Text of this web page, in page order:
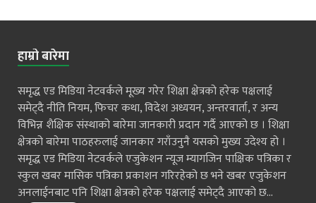
हाम्रो बारेमा
समृद्ध एड मिडिया नेटवर्कले मूख्य गरेर शिक्षा क्षेत्रको हरेक पक्षलाई
समेट्दै नीति नियम, फिचर कथा, विदेश अध्ययन, अन्तरवार्ता, र अन्य
विभिन्न शैक्षिक संस्थाको बारेमा जानकारी प्रदान गर्दै आएको छ । शिक्षा
क्षेत्रको बारेमा पाठहरुलाई जानकार गराँउनुनै यसको मुख्य उदेश्य हो ।
समृद्ध एड मिडिया नेटवर्कले एजुकेशन न्यूज म्यागजिन पाक्षिक पत्रिका र
स्कुल खबर मासिक पत्रिका प्रकाशन गरिरहेको छ भने खबर एजुकेशन
अनलाईनबाट पनि शिक्षा क्षेत्रको हरेक पक्षलाई समेट्दै आएको छ...